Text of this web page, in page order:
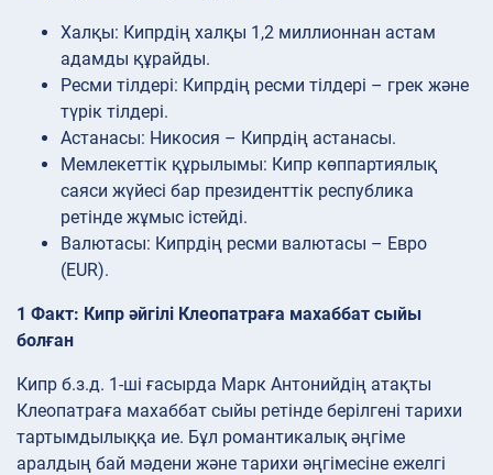
Халқы: Кипрдің халқы 1,2 миллионнан астам
адамды құрайды.
Ресми тілдері: Кипрдің ресми тілдері – грек және
түрік тілдері.
Астанасы: Никосия – Кипрдің астанасы.
Мемлекеттік құрылымы: Кипр көппартиялық
саяси жүйесі бар президенттік республика
ретінде жұмыс істейді.
Валютасы: Кипрдің ресми валютасы – Евро
(EUR).
1 Факт: Кипр әйгілі Клеопатраға махаббат сыйы
болған
Кипр б.з.д. 1-ші ғасырда Марк Антонийдің атақты
Клеопатраға махаббат сыйы ретінде берілгені тарихи
тартымдылыққа ие. Бұл романтикалық әңгіме
аралдың бай мәдени және тарихи әңгімесіне ежелгі